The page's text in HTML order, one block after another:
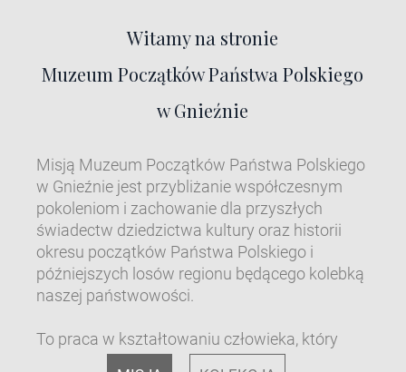
Witamy na stronie
Muzeum Początków Państwa Polskiego
w Gnieźnie
Misją Muzeum Początków Państwa Polskiego
w Gnieźnie jest przybliżanie współczesnym
pokoleniom i zachowanie dla przyszłych
świadectw dziedzictwa kultury oraz historii
okresu początków Państwa Polskiego i
późniejszych losów regionu będącego kolebką
naszej państwowości.
To praca w kształtowaniu człowieka, który
znając i szanując własną tożsamość,